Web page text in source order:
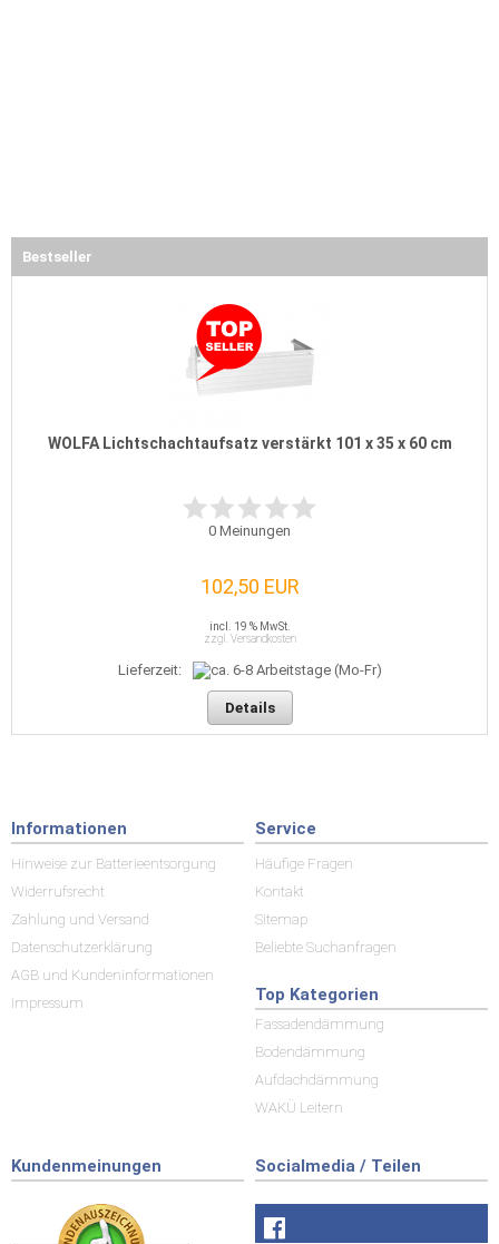
Bestseller
WOLFA Lichtschachtaufsatz verstärkt 101 x 35 x 60 cm
0 Meinungen
102,50 EUR
incl. 19 % MwSt.
zzgl. Versandkosten
Lieferzeit:
Details
Informationen
Hinweise zur Batterieentsorgung
Widerrufsrecht
Zahlung und Versand
Datenschutzerklärung
AGB und Kundeninformationen
Impressum
Service
Häufige Fragen
Kontakt
Sitemap
Beliebte Suchanfragen
Top Kategorien
Fassadendämmung
Bodendämmung
Aufdachdämmung
WAKÜ Leitern
Kundenmeinungen Socialmedia / Teilen